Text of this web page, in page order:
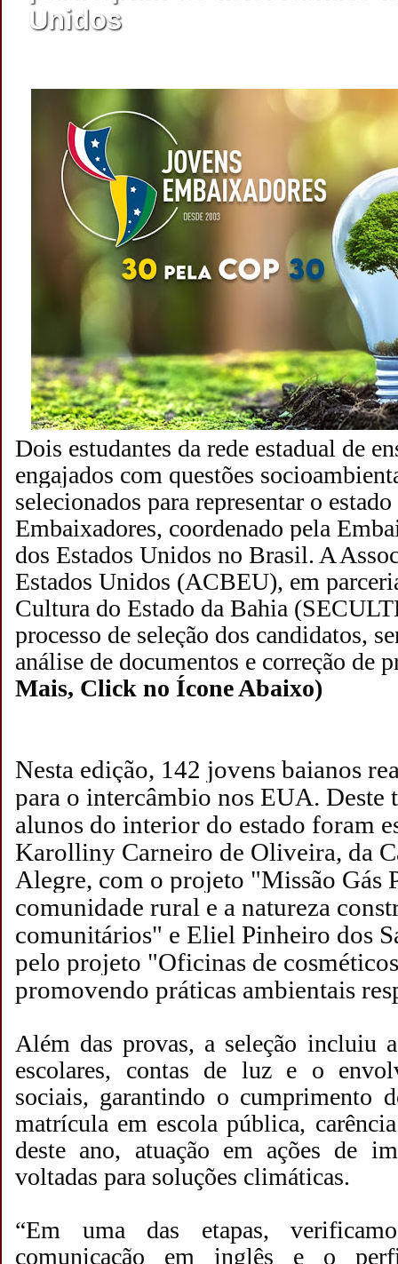
Unidos
Dois estudantes da rede estadual de
engajados com questões
selecionados para representar o
Embaixadores, coordenado pela
dos Estados Unidos no Brasil. A
Estados Unidos (ACBEU), em
Cultura do Estado da Bahia
processo de seleção dos candidatos,
análise de documentos e correção de
Mais, Click no Ícone Abaixo)
Nesta edição, 142 jovens baianos
para o intercâmbio nos EUA. Deste
alunos do interior do estado foram
Karolliny Carneiro de Oliveira, da
Alegre, com o projeto "Missão Gás
comunidade rural e a natureza
comunitários" e Eliel Pinheiro dos
pelo projeto "Oficinas de
promovendo práticas ambientais
Além das provas, a seleção incluiu
escolares, contas de luz e o
sociais, garantindo o cumprimento
matrícula em escola pública,
deste ano, atuação em ações de
voltadas para soluções climáticas.
“Em uma das etapas,
comunicação em inglês e o